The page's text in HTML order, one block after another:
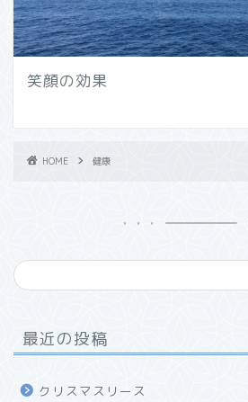
笑顔の効果
HOME 健康
最近の投稿
クリスマスリース